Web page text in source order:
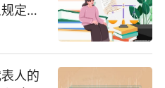
定
人的